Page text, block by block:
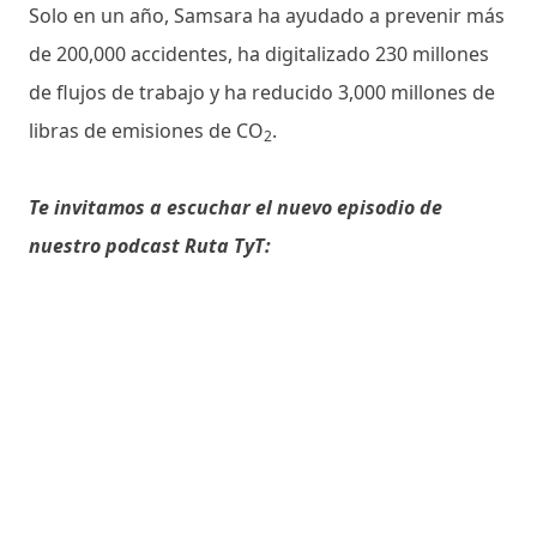
Solo en un año, Samsara ha ayudado a prevenir más
de 200,000 accidentes, ha digitalizado 230 millones
de flujos de trabajo y ha reducido 3,000 millones de
libras de emisiones de CO2.
Te invitamos a escuchar el nuevo episodio de
nuestro podcast Ruta TyT: